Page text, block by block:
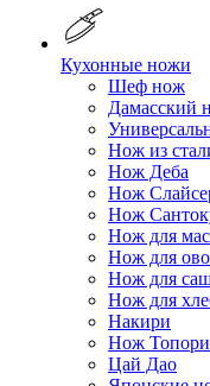
Кухонные ножи
Шеф нож
Дамасский
Нож из
Нож Деба
Нож
Нож
Нож для
Нож для
Нож для
Нож для
Накири
Нож
Цай Дао